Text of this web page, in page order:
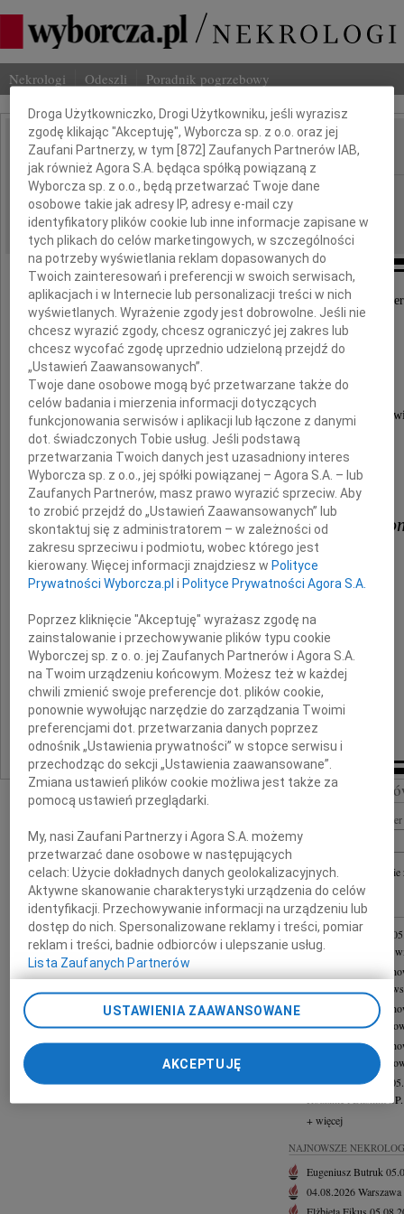
Nekrologi Odeszli Poradnik pogrzebowy
IMIĘ I NAZWISKO:
REGION: Częstochowa
DATA EMISJI: 15.12.2020
Z głębokim żalem przyjęliśmy wiadomość o
Piotra Machalicy
wybitnego aktora teatralnego i filmowego,
dyrektora artystycznego Teatru im. Adama
w Częstochowie w latach 2006-2018,
znaczącej osobowości polskiej kultury,
wspaniałego Człowieka
Rodzinie, Bliskim i
składamy wyrazy współczucia
Krzysztof Matyjaszczyk
Prezydent Miasta Częstochowy
Zbigniew Niesmaczny
Przewodniczący Rady Miasta
Szukaj
Imię i nazwisko lub
+
INNE NEKROLOGI
Grzegorz Lipowski
Z żalem przyjęliśmy
22.06.2026
Wyrazy głębokiego
Pani Joannie
12.06.2026
Pani Joannie
Janusz Związek
Rodzinie i Bliskim
+ więcej
NAJNOWSZE
Eugeniusz Butruk
04.08.2026Warszawa
Dbamy o Twoją prywatność
Droga Użytkowniczko, Drogi Użytkowniku, jeśli wyrazisz
zgodę klikając "Akceptuję", Wyborcza sp. z o.o. oraz jej
Zaufani Partnerzy, w tym [872 ] Zaufanych Partnerów IAB,
jak również Agora S.A. będąca spółką powiązaną z
Wyborcza sp. z o.o., będą przetwarzać Twoje dane
osobowe takie jak adresy IP, adresy e-mail czy
identyfikatory plików cookie lub inne informacje zapisane w
tych plikach do celów marketingowych, w szczególności
na potrzeby wyświetlania reklam dopasowanych do
Twoich zainteresowań i preferencji w swoich serwisach,
aplikacjach i w Internecie lub personalizacji treści w nich
wyświetlanych. Wyrażenie zgody jest dobrowolne. Jeśli nie
chcesz wyrazić zgody, chcesz ograniczyć jej zakres lub
chcesz wycofać zgodę uprzednio udzieloną przejdź do
„Ustawień Zaawansowanych”.
Twoje dane osobowe mogą być przetwarzane także do
celów badania i mierzenia informacji dotyczących
funkcjonowania serwisów i aplikacji lub łączone z danymi
dot. świadczonych Tobie usług. Jeśli podstawą
przetwarzania Twoich danych jest uzasadniony interes
Wyborcza sp. z o.o., jej spółki powiązanej – Agora S.A. – lub
Zaufanych Partnerów, masz prawo wyrazić sprzeciw. Aby
to zrobić przejdź do „Ustawień Zaawansowanych” lub
skontaktuj się z administratorem – w zależności od
zakresu sprzeciwu i podmiotu, wobec którego jest
kierowany. Więcej informacji znajdziesz w Polityce
Prywatności Wyborcza.pl i Polityce Prywatności Agora S.A.
Poprzez kliknięcie "Akceptuję" wyrażasz zgodę na
zainstalowanie i przechowywanie plików typu cookie
Wyborczej sp. z o. o. jej Zaufanych Partnerów i Agora S.A.
na Twoim urządzeniu końcowym. Możesz też w każdej
chwili zmienić swoje preferencje dot. plików cookie,
ponownie wywołując narzędzie do zarządzania Twoimi
preferencjami dot. przetwarzania danych poprzez
odnośnik „Ustawienia prywatności” w stopce serwisu i
przechodząc do sekcji „Ustawienia zaawansowane”.
Zmiana ustawień plików cookie możliwa jest także za
pomocą ustawień przeglądarki.
My, nasi Zaufani Partnerzy i Agora S.A. możemy
przetwarzać dane osobowe w następujących
celach:Użycie dokładnych danych geolokalizacyjnych.
Aktywne skanowanie charakterystyki urządzenia do celów
identyfikacji. Przechowywanie informacji na urządzeniu lub
dostęp do nich. Spersonalizowane reklamy i treści, pomiar
reklam i treści, badnie odbiorców i ulepszanie usług.
Lista Zaufanych Partnerów
USTAWIENIA ZAAWANSOWANE
AKCEPTUJĘ